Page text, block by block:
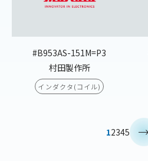
#B953AS-151M=P3
村田製作所
インダクタ(コイル)
12345